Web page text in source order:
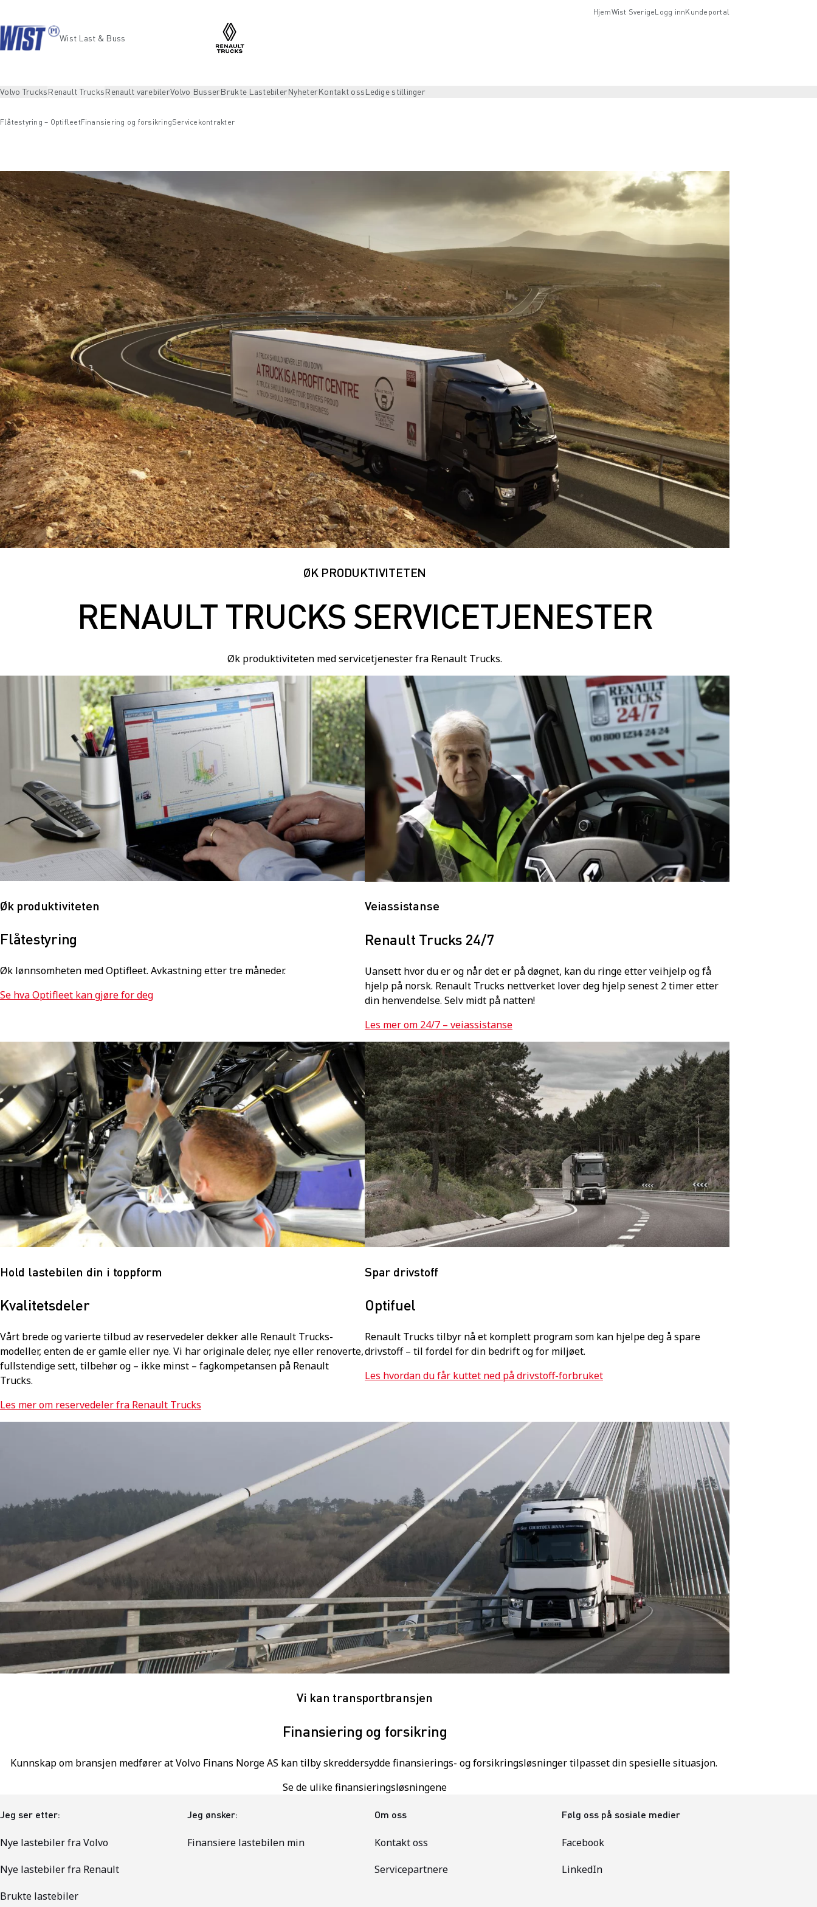
Wist Last & Buss
HjemWist SverigeLogg innKundeportal
Volvo TrucksRenault TrucksRenault varebilerVolvo BusserBrukte LastebilerNyheterKontakt ossLedige stillinger
Flåtestyring – OptifleetFinansiering og forsikringServicekontrakter
ØK PRODUKTIVITETEN
RENAULT TRUCKS SERVICETJENESTER
Øk produktiviteten med servicetjenester fra Renault Trucks.
Øk produktiviteten
Flåtestyring
Øk lønnsomheten med Optifleet. Avkastning etter tre måneder.
Se hva Optifleet kan gjøre for deg
Veiassistanse
Renault Trucks 24/7
Uansett hvor du er og når det er på døgnet, kan du ringe etter veihjelp og få
hjelp på norsk. Renault Trucks nettverket lover deg hjelp senest 2 timer etter
din henvendelse. Selv midt på natten!
Les mer om 24/7 – veiassistanse
Hold lastebilen din i toppform
Kvalitetsdeler
Vårt brede og varierte tilbud av reservedeler dekker alle Renault Trucks-
modeller, enten de er gamle eller nye. Vi har originale deler, nye eller renoverte,
fullstendige sett, tilbehør og – ikke minst – fagkompetansen på Renault
Trucks.
Les mer om reservedeler fra Renault Trucks
Spar drivstoff
Optifuel
Renault Trucks tilbyr nå et komplett program som kan hjelpe deg å spare
drivstoff – til fordel for din bedrift og for miljøet.
Les hvordan du får kuttet ned på drivstoff-forbruket
Vi kan transportbransjen
Finansiering og forsikring
Kunnskap om bransjen medfører at Volvo Finans Norge AS kan tilby skreddersydde finansierings- og forsikringsløsninger tilpasset din spesielle situasjon.
Se de ulike finansieringsløsningene
Jeg ser etter:
Nye lastebiler fra Volvo
Nye lastebiler fra Renault
Brukte lastebiler
Jeg ønsker:
Finansiere lastebilen min
Om oss
Kontakt oss
Servicepartnere
Følg oss på sosiale medier
Facebook
LinkedIn